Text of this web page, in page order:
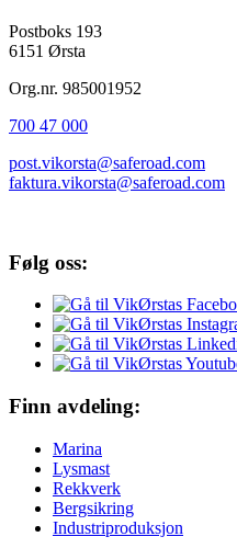
Postboks 193
6151 Ørsta
Org.nr. 985001952
700 47 000
post.vikorsta@saferoad.com
faktura.vikorsta@saferoad.com
Følg oss:
Finn avdeling:
Marina
Lysmast
Rekkverk
Bergsikring
Industriproduksjon